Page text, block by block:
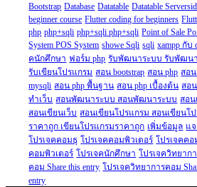
Bootstrap Database Datatable Datatable
beginner course Flutter coding for beginners
php php+sqli php+sqli php+sqli Point of Sale
System POS System showe Sqli sqli xampp กับ
คนักศึกษา ฟอร์ม php รับพัฒนาระบบ รับพัฒน
รับเขียนโปรแกรม สอน bootstrap สอน php สอน
mysqli สอน php พื้นฐาน สอน php เบื้องต้น สอ
ทำเว็บ สอนพัฒนาระบบ สอนพัฒนาระบบ สอน
สอนเขียนเว็บ สอนเขียนโปรแกรม สอนเขียนโ
ราคาถูก เขียนโปรแกรมราคาถูก เพิ่มข้อมูล แ
โปรเจคคอมธุ โปรเจคคอมพิวเตอร์ โปรเจคคอ
คอมพิวเตอร์ โปรเจคนักศึกษา โปรเจควิทยาก
คอม Share this entry โปรเจควิทยาการคอม
entry